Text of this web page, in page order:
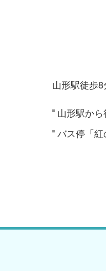
山形駅徒歩
山形駅か
バス停「